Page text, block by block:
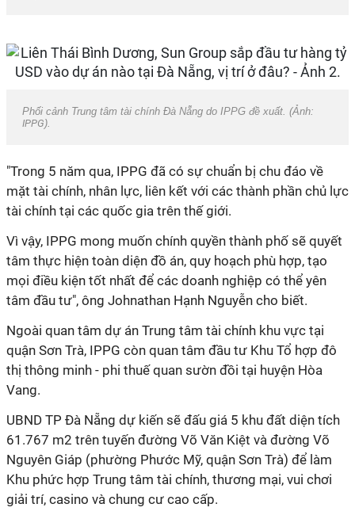
Phối cảnh Trung tâm tài chính Đà Nẵng do IPPG đề xuất. (Ảnh:
IPPG).
"Trong 5 năm qua, IPPG đã có sự chuẩn bị chu đáo về
mặt tài chính, nhân lực, liên kết với các thành phần chủ lực
tài chính tại các quốc gia trên thế giới.
Vì vậy, IPPG mong muốn chính quyền thành phố sẽ quyết
tâm thực hiện toàn diện đồ án, quy hoạch phù hợp, tạo
mọi điều kiện tốt nhất để các doanh nghiệp có thể yên
tâm đầu tư", ông Johnathan Hạnh Nguyễn cho biết.
Ngoài quan tâm dự án Trung tâm tài chính khu vực tại
quận Sơn Trà, IPPG còn quan tâm đầu tư Khu Tổ hợp đô
thị thông minh - phi thuế quan sườn đồi tại huyện Hòa
Vang.
UBND TP Đà Nẵng dự kiến sẽ đấu giá 5 khu đất diện tích
61.767 m2 trên tuyến đường Võ Văn Kiệt và đường Võ
Nguyên Giáp (phường Phước Mỹ, quận Sơn Trà) để làm
Khu phức hợp Trung tâm tài chính, thương mại, vui chơi
giải trí, casino và chung cư cao cấp.